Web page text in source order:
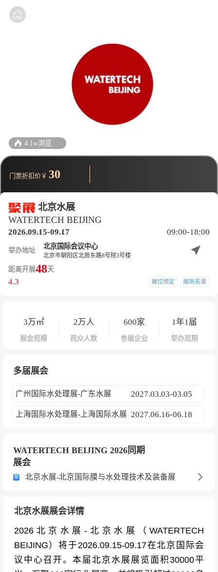
北京水展
WATERTECH BEIJING
2026.09.15-09.17 09:00-18:00
举办地址
北京国际会议中心
北京市朝阳区北辰东路8号院3号楼
距离开展48天
4.3 展位预定 展商名录
3万㎡
展会规模
2万人
观众人数
600家
参展企业
1年1届
举办周期
4.1w浏览
门票折扣价￥ 30
多届展会
广州国际水处理展-广东水展 2027.03.03-03.05
上海国际水处理展-上海国际水展 2027.06.16-06.18
WATERTECH BEIJING 2026同期
展会
北京水展-北京国际膜与水处理技术及装备展
北京水展展会详情
2026北京水展-北京水展（WATERTECH
BEIJING）将于2026.09.15-09.17在北京国际会
议中心召开。本届北京水展展览面积30000平